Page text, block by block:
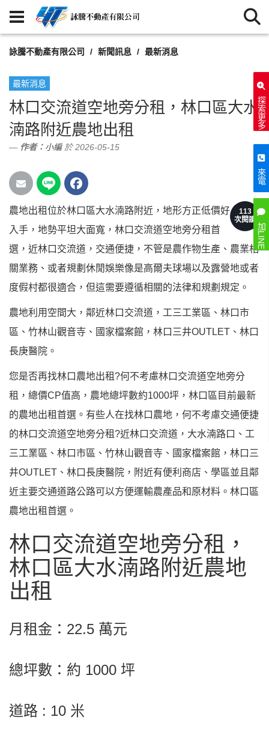
探索更多
來電
加LINE
詠騰不動產有限公司 新聞訊息 最新消息
最新消息
林口交流道空地旁分租，林口區大水
湳路附近農地出租
作者： 小編於 2026-05-15
113
次閱讀
農地出租位於林口區大水湳路附近，地形方正低價好
入手，地勢平坦大面寬，林口交流道空地旁分租首
選，近林口交流道，交通便捷，不管是農作物生產、農業相
關業務、或者規劃休閒娛樂像是高爾夫球場以及露營地或者
度假村都很適合，但這需要遵循相關的法律和規劃規定。
農地利用空間大，鄰近林口交流道，工三工業區、林口市
區、竹林山觀音寺、國家檔案館，林口三井OUTLET、林口
長庚醫院。
您是否再找林口農地出租?何不考慮林口交流道空地旁分
租，總價CP值高，農地總坪數約1000坪，林口區目前最新
的農地出租首選。有些人在找林口農地，何不考慮交通便捷
的林口交流道空地旁分租?近林口交流道，大水湳路口、工
三工業區、林口市區、竹林山觀音寺、國家檔案館，林口三
井OUTLET、林口長庚醫院，附近有便利商店、學區並且鄰
近主要交通道路公路可以方便運輸農產品和原材料。林口區
農地出租首選。
林口交流道空地旁分租，
林口區大水湳路附近農地
出租
月租金：22.5 萬元
總坪數：約 1000 坪
道路 : 10 米